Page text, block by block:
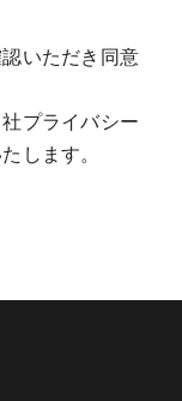
いただき同意
プライバシー
します。